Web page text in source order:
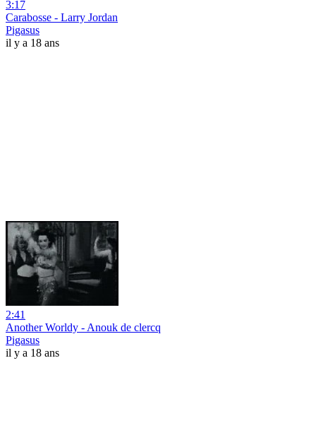
3:17
Carabosse - Larry Jordan
Pigasus
il y a 18 ans
2:41
Another Worldy - Anouk de clercq
Pigasus
il y a 18 ans